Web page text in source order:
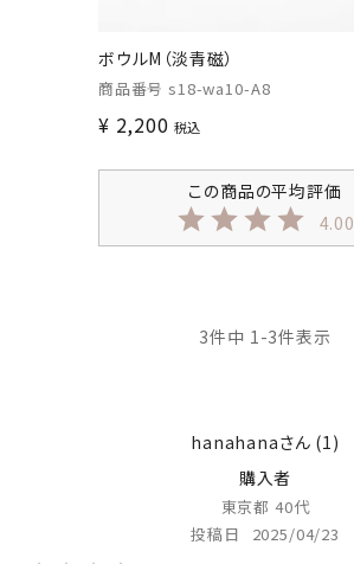
ボウルM（淡青磁）
商品番号 s18-wa10-A8
¥ 2,200 税込
4.00
3件中 1-3件表示
hanahana
1
購入者
東京都 40代
投稿日
2025/04/23